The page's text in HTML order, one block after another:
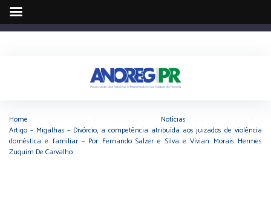
Home Notícias
Artigo – Migalhas – Divórcio, a competência atribuída aos juizados de violência
doméstica e familiar – Por Fernando Salzer e Silva e Vívian Morais Hermes
Zuquim De Carvalho